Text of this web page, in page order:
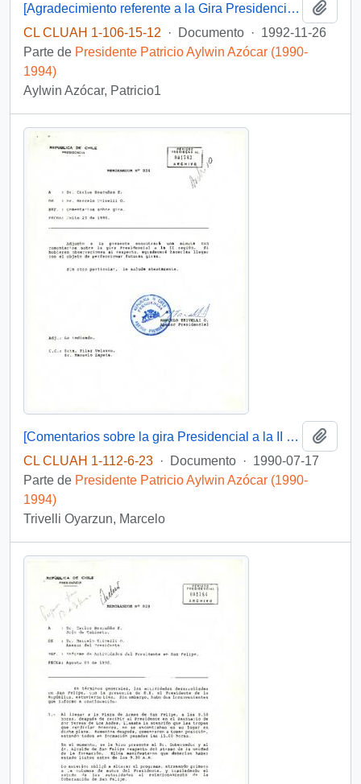
[Agradecimiento referente a la Gira Presidencial a Japón de Forestal del Sur Ltda.]
CL CLUAH 1-106-15-12
· Documento · 1992-11-26
Parte de Presidente Patricio Aylwin Azócar (1990-
1994)
Aylwin Azócar, Patricio1
[Comentarios sobre la gira Presidencial a la II región]
CL CLUAH 1-112-6-23 · Documento · 1990-07-17
Parte de Presidente Patricio Aylwin Azócar (1990-
1994)
Trivelli Oyarzun, Marcelo